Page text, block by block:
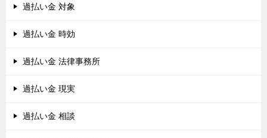
過払い金 対象
過払い金 時効
過払い金 法律事務所
過払い金 現実
過払い金 相談